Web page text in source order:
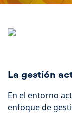
La gestión
En el entorno
enfoque de